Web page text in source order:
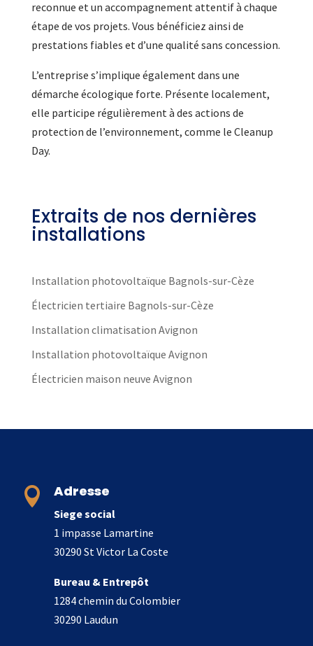
reconnue et un accompagnement attentif à chaque
étape de vos projets. Vous bénéficiez ainsi de
prestations fiables et d’une qualité sans concession.
L’entreprise s’implique également dans une
démarche écologique forte. Présente localement,
elle participe régulièrement à des actions de
protection de l’environnement, comme le Cleanup
Day.
Extraits de nos dernières
installations
Installation photovoltaïque Bagnols-sur-Cèze
Électricien tertiaire Bagnols-sur-Cèze
Installation climatisation Avignon
Installation photovoltaïque Avignon
Électricien maison neuve Avignon
 Adresse
Siege social
1 impasse Lamartine
30290 St Victor La Coste
Bureau & Entrepôt
1284 chemin du Colombier
30290 Laudun